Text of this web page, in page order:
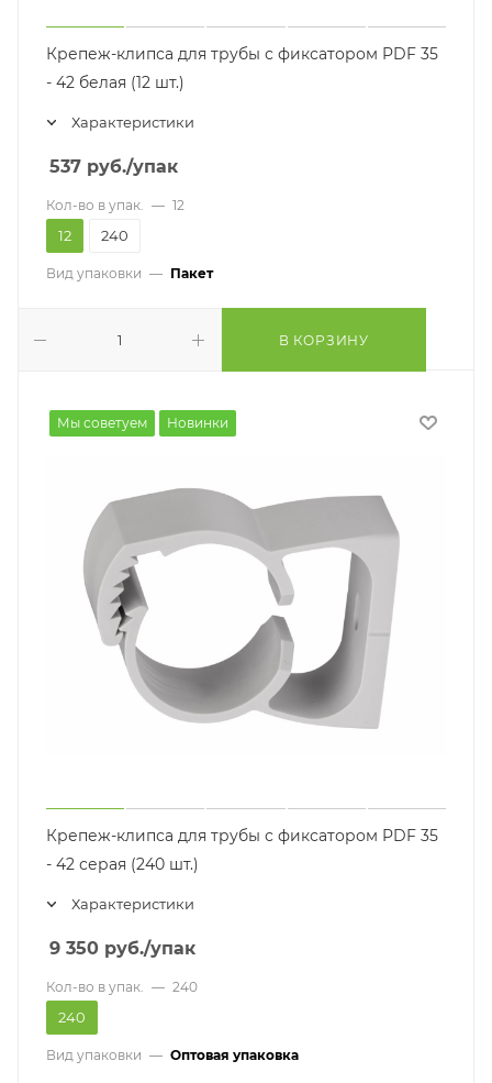
Крепеж-клипса для трубы с фиксатором PDF 35
- 42 белая (12 шт.)
Характеристики
537 руб./упак
Кол-во в упак. — 12
12 240
Вид упаковки — Пакет
В КОРЗИНУ
Мы советуем Новинки
Крепеж-клипса для трубы с фиксатором PDF 35
- 42 серая (240 шт.)
Характеристики
9 350 руб./упак
Кол-во в упак. — 240
240
Вид упаковки — Оптовая упаковка